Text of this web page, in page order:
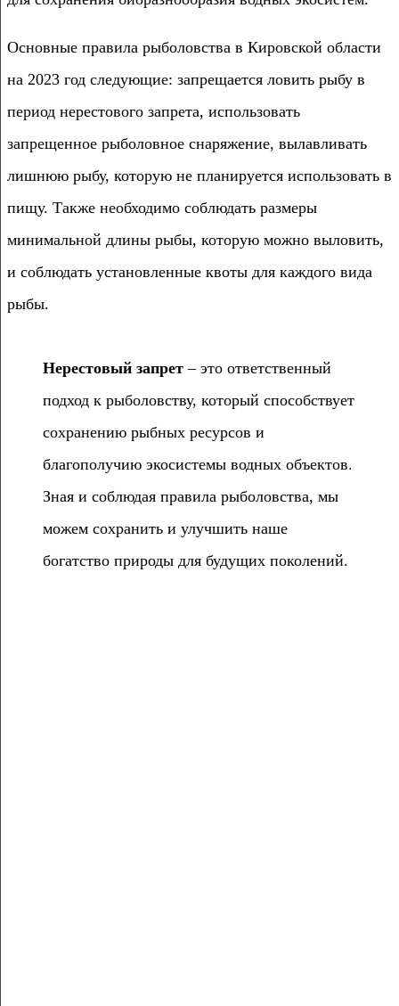
Основные правила рыболовства в Кировской области
на 2023 год следующие: запрещается ловить рыбу в
период нерестового запрета, использовать
запрещенное рыболовное снаряжение, вылавливать
лишнюю рыбу, которую не планируется использовать в
пищу. Также необходимо соблюдать размеры
минимальной длины рыбы, которую можно выловить,
и соблюдать установленные квоты для каждого вида
рыбы.
Нерестовый запрет – это ответственный
подход к рыболовству, который способствует
сохранению рыбных ресурсов и
благополучию экосистемы водных объектов.
Зная и соблюдая правила рыболовства, мы
можем сохранить и улучшить наше
богатство природы для будущих поколений.